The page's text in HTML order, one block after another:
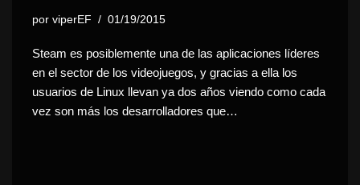
por viperEF 01/19/2015
Steam es posiblemente una de las aplicaciones líderes
en el sector de los videojuegos, y gracias a ella los
usuarios de Linux llevan ya dos años viendo como cada
vez son más los desarrolladores que…